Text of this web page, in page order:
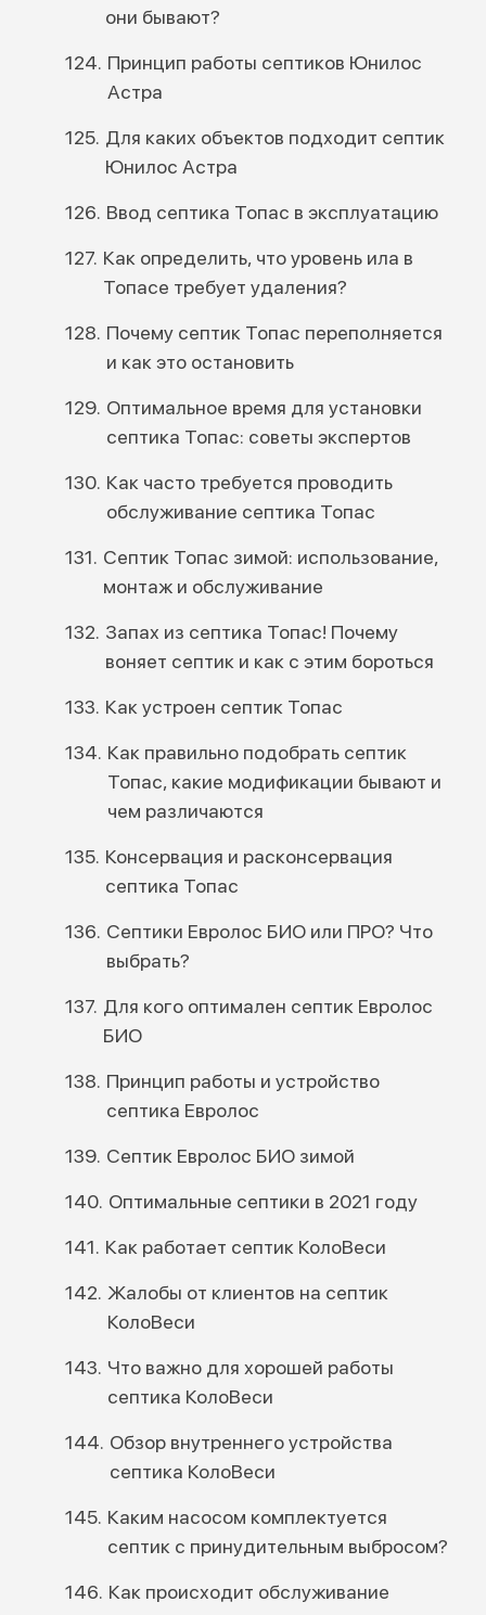
они бывают?
Принцип работы септиков Юнилос
Астра
Для каких объектов подходит септик
Юнилос Астра
Ввод септика Топас в эксплуатацию
Как определить, что уровень ила в
Топасе требует удаления?
Почему септик Топас переполняется
и как это остановить
Оптимальное время для установки
септика Топас: советы экспертов
Как часто требуется проводить
обслуживание септика Топас
Септик Топас зимой: использование,
монтаж и обслуживание
Запах из септика Топас! Почему
воняет септик и как с этим бороться
Как устроен септик Топас
Как правильно подобрать септик
Топас, какие модификации бывают и
чем различаются
Консервация и расконсервация
септика Топас
Септики Евролос БИО или ПРО? Что
выбрать?
Для кого оптимален септик Евролос
БИО
Принцип работы и устройство
септика Евролос
Септик Евролос БИО зимой
Оптимальные септики в 2021 году
Как работает септик КолоВеси
Жалобы от клиентов на септик
КолоВеси
Что важно для хорошей работы
септика КолоВеси
Обзор внутреннего устройства
септика КолоВеси
Каким насосом комплектуется
септик с принудительным выбросом?
Как происходит обслуживание